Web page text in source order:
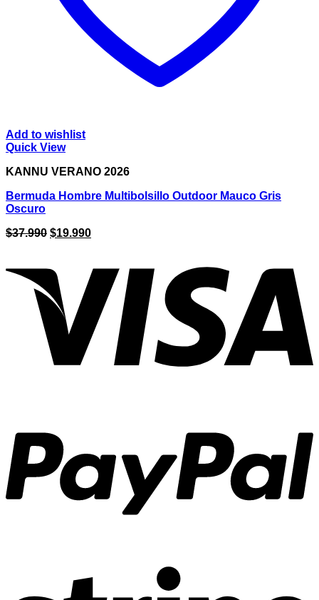
Add to wishlist
Quick View
KANNU VERANO 2026
Bermuda Hombre Multibolsillo Outdoor Mauco Gris
Oscuro
$37.990 El
era:
$37.990.
$19.990El
es:
$19.990.